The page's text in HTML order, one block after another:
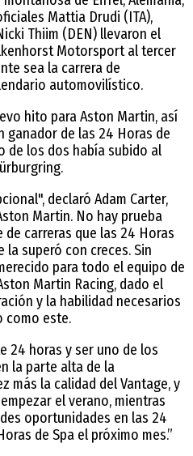
Mattia Drudi (ITA),
Thiim (DEN) llevaron el
Motorsport al tercer
sea la carrera de
automovilístico.
hito para Aston Martin, así
ganador de las 24 Horas de
de los dos había subido al
declaró Adam Carter,
Martin. No hay prueba
carreras que las 24 Horas
la superó con creces. Sin
para todo el equipo de
Martin Racing, dado el
y la habilidad necesarios
como este.
24 horas y ser uno de los
la parte alta de la
más la calidad del Vantage, y
el verano, mientras
oportunidades en las 24
de Spa el próximo mes.”